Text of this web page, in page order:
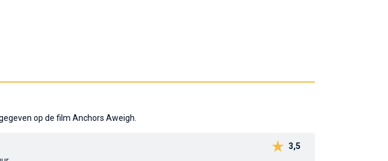
op de film Anchors Aweigh.
3,5